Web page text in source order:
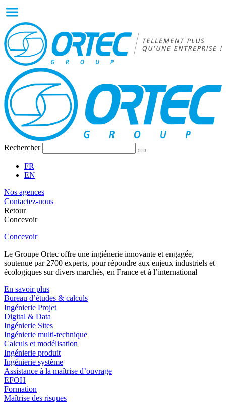
Rechercher
FR
EN
Nos agences
Contactez-nous
Retour
Concevoir
Concevoir
Le Groupe Ortec offre une ingiénerie innovante et engagée,
soutenue par 2700 experts, pour répondre aux enjeux industriels et
écologiques sur divers marchés, en France et à l’international
En savoir plus
Bureau d’études & calculs
Ingénierie Projet
Digital & Data
Ingénierie Sites
Ingénierie multi-technique
Calculs et modélisation
Ingénierie produit
Ingénierie système
Assistance à la maîtrise d’ouvrage
EFOH
Formation
Maîtrise des risques